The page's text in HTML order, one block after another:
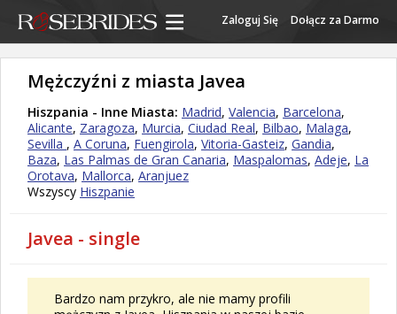
Zaloguj Się Dołącz za Darmo
Mężczyźni z miasta Javea
Hiszpania - Inne Miasta: Madrid, Valencia, Barcelona,
Alicante, Zaragoza, Murcia, Ciudad Real, Bilbao, Malaga,
Sevilla , A Coruna, Fuengirola, Vitoria-Gasteiz, Gandia,
Baza, Las Palmas de Gran Canaria, Maspalomas, Adeje, La
Orotava, Mallorca, Aranjuez
Wszyscy Hiszpanie
Javea - single
Bardzo nam przykro, ale nie mamy profili